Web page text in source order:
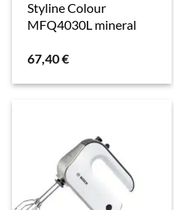
Styline Colour
MFQ4030L mineral
67,40€